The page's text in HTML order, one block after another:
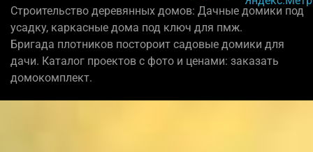
Строительство деревянных домов: Дачные домики под
усадку, каркасные дома под ключ для пмж.
Бригада плотников постороит садовые домики для
дачи. Каталог проектов с фото и ценами: заказать
домокомплект.